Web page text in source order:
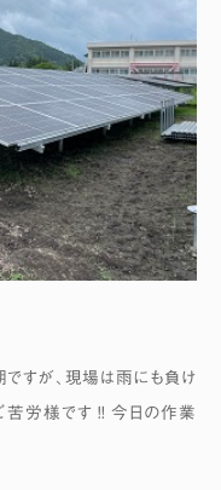
すが、現場は雨にも負け
苦労様です‼今日の作業